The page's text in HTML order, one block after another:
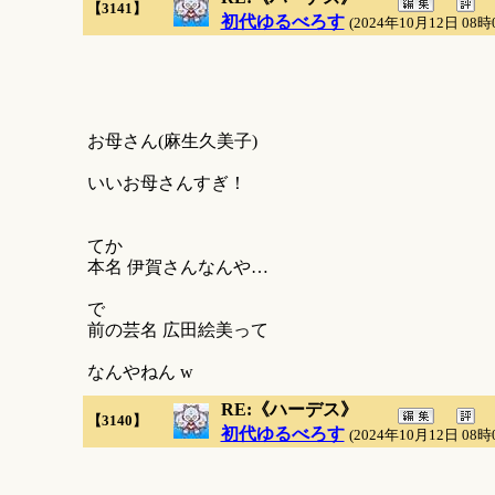
【3141】
初代ゆるべろす (2024年10月12日 08時
お母さん(麻生久美子)
いいお母さんすぎ！
てか
本名 伊賀さんなんや…
で
前の芸名 広田絵美って
なんやねん w
【3140】
RE:《ハーデス》
初代ゆるべろす (2024年10月12日 08時